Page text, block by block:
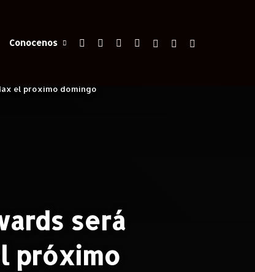
Conocenos FacebookYouTubeInstagramIniciar Sesión
Switch skin
el próximo domingo
será
próximo